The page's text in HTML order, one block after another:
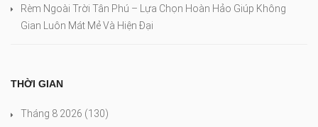
Rèm Ngoài Trời Tân Phú – Lựa Chọn Hoàn Hảo Giúp Không
Gian Luôn Mát Mẻ Và Hiện Đại
THỜI GIAN
Tháng 8 2026 (130)